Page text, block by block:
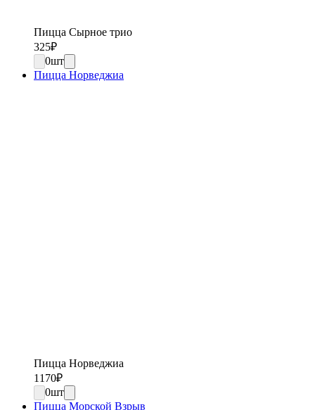
Пицца Сырное трио
325₽
0шт
Пицца Норведжиа
Пицца Норведжиа
1170₽
0шт
Пицца Морской Взрыв